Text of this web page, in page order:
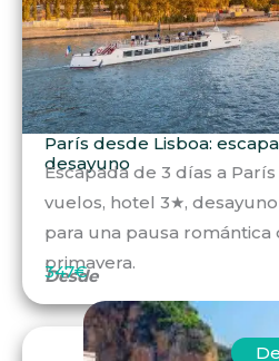
París desde Lisboa:
desayuno
Escapada de 3 días a
vuelos, hotel 3★,
para una pausa
primavera.
Desde
347€